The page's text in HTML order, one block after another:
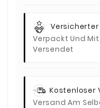
Verpackt Und
Versendet
Kostenloser
Versand Am